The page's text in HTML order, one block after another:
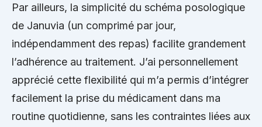
Par ailleurs, la simplicité du schéma posologique
de Januvia (un comprimé par jour,
indépendamment des repas) facilite grandement
l’adhérence au traitement. J’ai personnellement
apprécié cette flexibilité qui m’a permis d’intégrer
facilement la prise du médicament dans ma
routine quotidienne, sans les contraintes liées aux